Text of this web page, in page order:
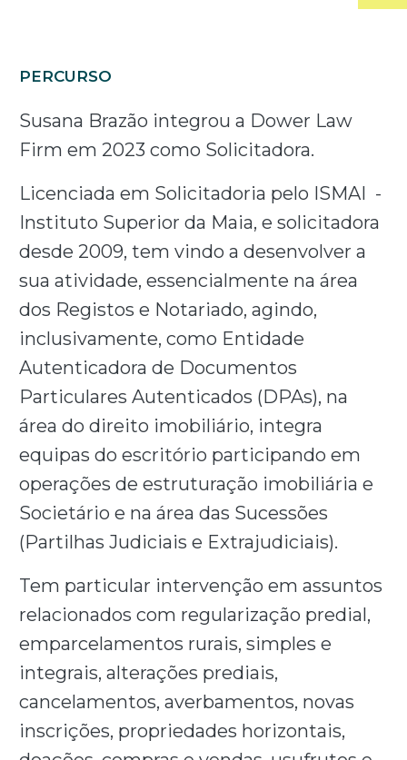
PERCURSO
Susana Brazão integrou a Dower Law
Firm em 2023 como Solicitadora.
Licenciada em Solicitadoria pelo ISMAI -
Instituto Superior da Maia, e solicitadora
desde 2009, tem vindo a desenvolver a
sua atividade, essencialmente na área
dos Registos e Notariado, agindo,
inclusivamente, como Entidade
Autenticadora de Documentos
Particulares Autenticados (DPAs), na
área do direito imobiliário, integra
equipas do escritório participando em
operações de estruturação imobiliária e
Societário e na área das Sucessões
(Partilhas Judiciais e Extrajudiciais).
Tem particular intervenção em assuntos
relacionados com regularização predial,
emparcelamentos rurais, simples e
integrais, alterações prediais,
cancelamentos, averbamentos, novas
inscrições, propriedades horizontais,